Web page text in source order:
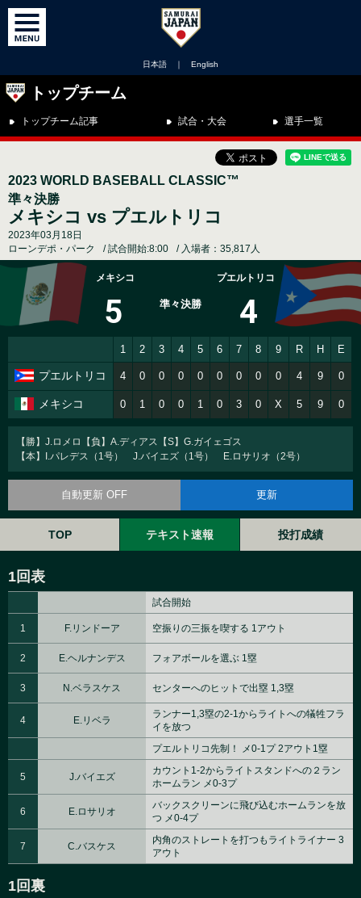
日本語 ｜ English
トップチーム
トップチーム記事 試合・大会 選手一覧
2023 WORLD BASEBALL CLASSIC™
準々決勝
メキシコ vs プエルトリコ
2023年03月18日
ローンデポ・パーク
試合開始:8:00 入場者：35,817人
メキシコ
5 準々決勝
プエルトリコ
4
1 2 3 4 5 6 7 8 9 R H E
プエルトリコ 4 0 0 0 0 0 0 0 0 4 9 0
メキシコ 0 1 0 0 1 0 3 0 X 5 9 0
【勝】J.ロメロ【負】A.ディアス【S】G.ガイェゴス
【本】I.パレデス（1号） J.バイエズ（1号） E.ロサリオ（2号）
自動更新 OFF 更新
TOP テキスト速報 投打成績
1回表
試合開始
1 F.リンドーア 空振りの三振を喫する 1アウト
2 E.ヘルナンデス フォアボールを選ぶ 1塁
3 N.ベラスケス センターへのヒットで出塁 1,3塁
4 E.リベラ
ランナー1,3塁の2-1からライトへの犠牲フラ
イを放つ
プエルトリコ先制！ メ0-1プ 2アウト1塁
5 J.バイエズ
カウント1-2からライトスタンドへの２ラン
ホームラン メ0-3プ
6 E.ロサリオ
バックスクリーンに飛び込むホームランを放
つ メ0-4プ
7 C.バスケス
内角のストレートを打つもライトライナー 3
アウト
1回裏